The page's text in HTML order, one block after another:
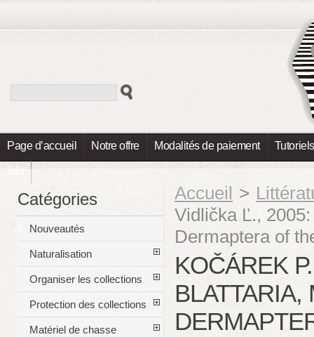
Page d’accueil Notre offre Modalités de paiement Tutoriels
Info
Accueil >
Vidlička Ľ.,
Dermaptera of
KOČÁREK
BLATTARIA,
Catégories
Nouveautés
Naturalisation
Organiser les collections
Protection des collections
Matériel de chasse